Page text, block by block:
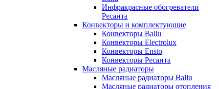
Инфракрасные обогреватели
Ресанта
Конвекторы и комплектующие
Конвекторы Ballu
Конвекторы Electrolux
Конвекторы Ensto
Конвекторы Ресанта
Масляные радиаторы
Масляные радиаторы Ballu
Масляные радиаторы отопления